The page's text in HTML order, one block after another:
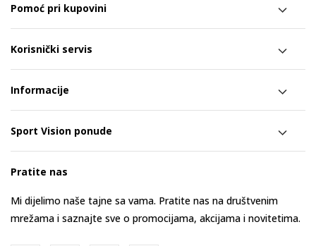
Pomoć pri kupovini
Korisnički servis
Informacije
Sport Vision ponude
Pratite nas
Mi dijelimo naše tajne sa vama. Pratite nas na društvenim
mrežama i saznajte sve o promocijama, akcijama i novitetima.